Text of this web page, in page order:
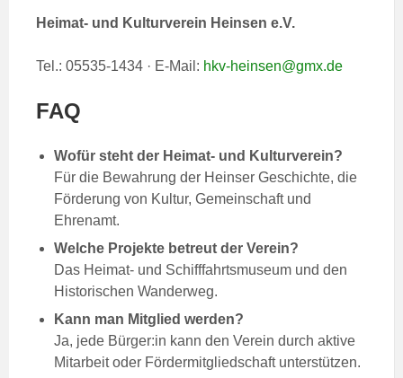
Heimat- und Kulturverein Heinsen e.V.
Tel.: 05535-1434 · E-Mail: hkv-heinsen@gmx.de
FAQ
Wofür steht der Heimat- und Kulturverein?
Für die Bewahrung der Heinser Geschichte, die
Förderung von Kultur, Gemeinschaft und
Ehrenamt.
Welche Projekte betreut der Verein?
Das Heimat- und Schifffahrtsmuseum und den
Historischen Wanderweg.
Kann man Mitglied werden?
Ja, jede Bürger:in kann den Verein durch aktive
Mitarbeit oder Fördermitgliedschaft unterstützen.